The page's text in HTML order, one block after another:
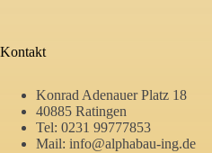
Kontakt
Konrad Adenauer Platz 18
40885 Ratingen
Tel: 0231 99777853
Mail: info@alphabau-ing.de